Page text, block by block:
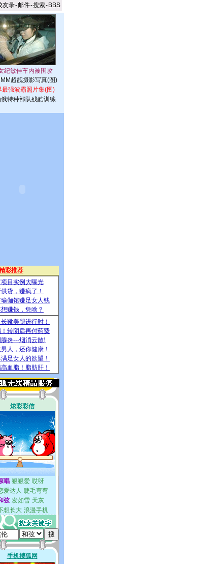
友录-邮件-搜索- BBS
超靓摄影写真(图)
最强波霸照片集(图)
特种部队残酷训练